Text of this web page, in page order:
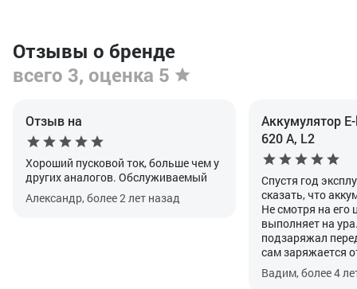
Отзывы о бренде
всего 3, оценка 5
Отзыв на
Хороший пусковой ток, больше чем у
других аналогов. Обслуживаемый
Александр, более 2 лет назад
Аккумулятор
620 А, L2
Спустя год
сказать, что
Не смотря на его
выполняет на
подзаряжал
сам заряжается
длительной
на морозе
Вадим, более 4